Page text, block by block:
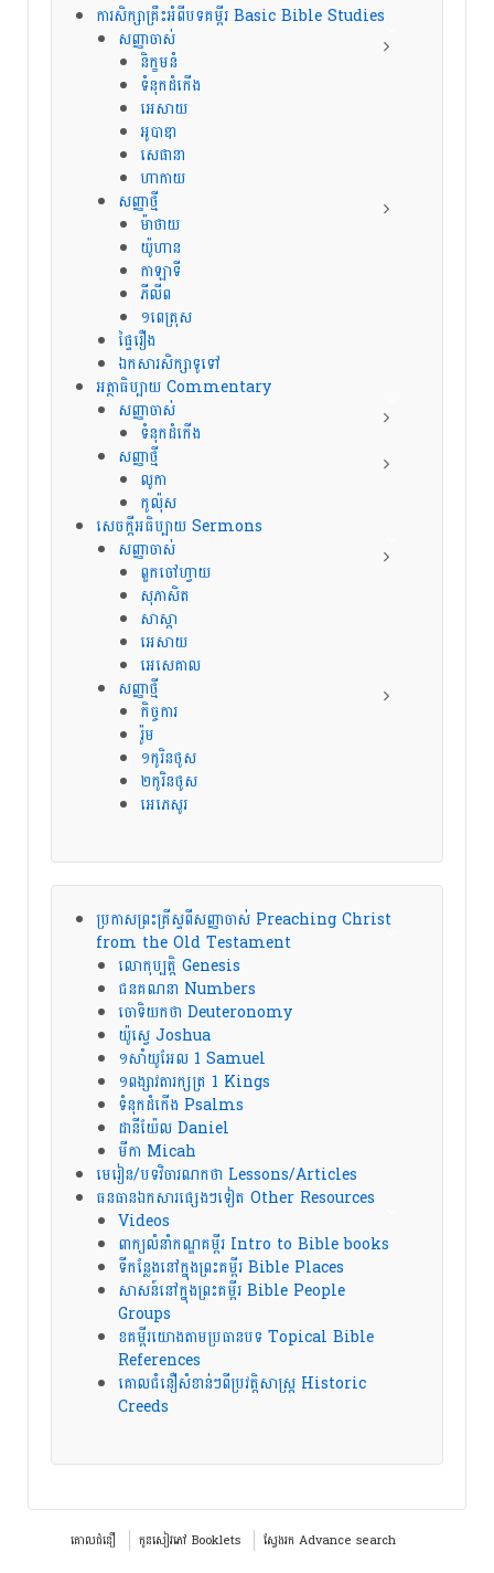
ការសិក្សាគ្រឹះអំពីបទគម្ពីរ Basic Bible Studies
សញ្ញាចាស់
និក្ខមនំ
ទំនុកដំកើង
អេសាយ
អូបាឌា
សេផានា
ហាកាយ
សញ្ញាថ្មី
ម៉ាថាយ
យ៉ូហាន
កាឡាទី
ភីលីព
១ពេត្រុស
ផ្ទៃរឿង
ឯកសារសិក្សាទូទៅ
អត្ថាធិប្បាយ Commentary
សញ្ញាចាស់
ទំនុកដំកើង
សញ្ញាថ្មី
លូកា
កូល៉ុស
សេចក្ដីអធិប្បាយ Sermons
សញ្ញាចាស់
ពួកចៅហ្វាយ
សុភាសិត
សាស្តា
អេសាយ
អេសេគាល
សញ្ញាថ្មី
កិច្ចការ
រ៉ូម
១កូរិនថូស
២កូរិនថូស
អេភេសូរ
ប្រកាសព្រះគ្រីស្ទពីសញ្ញាចាស់ Preaching Christ
from the Old Testament
លោកុប្បត្តិ Genesis
ជនគណនា Numbers
ចោទិយកថា Deuteronomy
យ៉ូស្វេ Joshua
១សាំយូអែល 1 Samuel
១ពង្សាវតារក្សត្រ 1 Kings
ទំនុកដំកើង Psalms
ដានីយ៉ែល Daniel
មីកា Micah
មេរៀន/បទវិចារណកថា Lessons/Articles
ធនធានឯកសារផ្សេងៗទៀត Other Resources
Videos
ពាក្យលំនាំកណ្ឌគម្ពីរ Intro to Bible books
ទីកន្លែងនៅក្នុងព្រះគម្ពីរ Bible Places
សាសន៍នៅក្នុងព្រះគម្ពីរ Bible People
Groups
ខគម្ពីរយោងតាមប្រធានបទ Topical Bible
References
គោលជំនឿសំខាន់ៗពីប្រវត្តិសាស្ត្រ Historic
Creeds
គោលជំនឿ កូនសៀវភៅ Booklets ស្វែងរក Advance search